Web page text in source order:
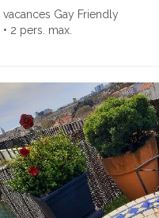
vacances Gay Friendly
2 pers. max.